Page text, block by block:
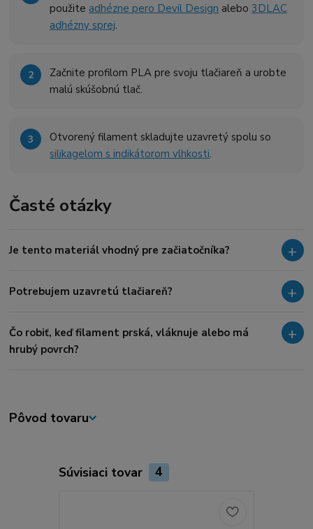
použite adhézne pero Devil Design alebo3DLAC
adhézny sprej.
Začnite profilom PLA pre svoju tlačiareň a urobte
malú skúšobnú tlač.
Otvorený filament skladujte uzavretý spolu so
silikagelom s indikátorom vlhkosti.
Časté otázky
Je tento materiál vhodný pre začiatočníka?
Potrebujem uzavretú tlačiareň?
Čo robiť, keď filament prská, vláknuje alebo má
hrubý povrch?
Pôvod tovaru
Súvisiaci tovar 4